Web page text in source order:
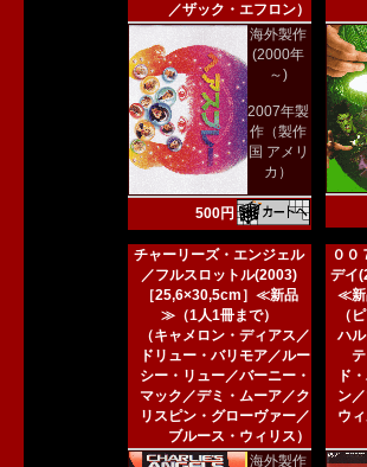
／ザック・エフロン）
海外製作
(2000年
～)
2007年製
作（製作
国 アメリ
カ）
500円
チャーリーズ・エンジェル
／フルスロットル(2003)
［25,6×30,5cm］≪新品
≫（1人1冊まで）
（キャメロン・ディアス／
ドリュー・バリモア／ルー
シー・リュー／バーニー・
マック／デミ・ムーア／ク
リスピン・グローヴァー／
ブルース・ウィリス）
海外製作
００
デイ
≪新
（
ハ
ド
ン
ウ